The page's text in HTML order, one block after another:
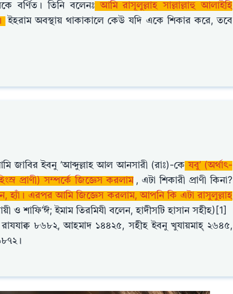
বর্ণিত। তিনি বলেনঃআমি রাসূলুল্লাহ সাল্লাল্লাহু আলাইহি
ইহরাম অবস্থায় থাকাকালে কেউ যদি একে শিকার করে, তবে
জাবির ইবনু ’আব্দুল্লাহ আল আনসারী (রাঃ)-কে যবু’ (অর্থাৎ-
প্রাণী) সম্পর্কে জিজ্ঞেস করলাম , এটা শিকারী প্রাণী কিনা?
হ্যাঁ। এরপর আমি জিজ্ঞেস করলাম, আপনি কি এটা রাসুলুল্লাহ
ও শাফি’ঈ; ইমাম তিরমিযী বলেন, হাদীসটি হাসান সহীহ)[1]
৮৬৮২, আহমাদ ১৪৪২৫, সহীহ ইবনু খুযায়মাহ্ ২৬৪৫,